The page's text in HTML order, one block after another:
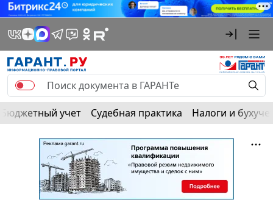
Бюджетный учет Судебная практика Налоги и